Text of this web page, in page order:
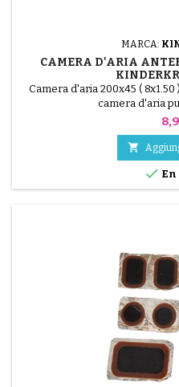
MARCA:
CAMERA D'ARIA
Camera d'aria 200x45 (
camera d'aria

 En